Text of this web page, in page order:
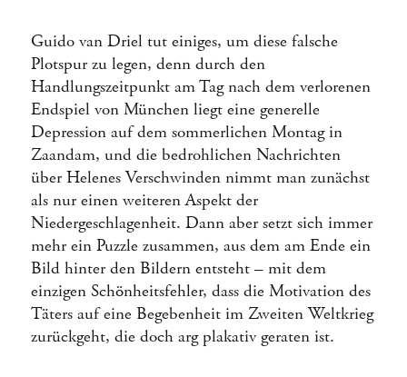
Guido van Driel tut einiges, um diese falsche
Plotspur zu legen, denn durch den
Handlungszeitpunkt am Tag nach dem verlorenen
Endspiel von München liegt eine generelle
Depression auf dem sommerlichen Montag in
Zaandam, und die bedrohlichen Nachrichten
über Helenes Verschwinden nimmt man zunächst
als nur einen weiteren Aspekt der
Niedergeschlagenheit. Dann aber setzt sich immer
mehr ein Puzzle zusammen, aus dem am Ende ein
Bild hinter den Bildern entsteht – mit dem
einzigen Schönheitsfehler, dass die Motivation des
Täters auf eine Begebenheit im Zweiten Weltkrieg
zurückgeht, die doch arg plakativ geraten ist.